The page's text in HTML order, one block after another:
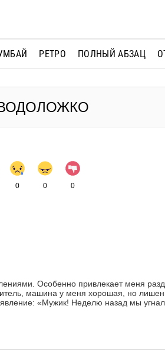
РЕТРО ПОЛНЫЙ АБЗАЦ
ВОДОЛОЖКО
0 0 0
Особенно привлекает меня
машина у меня хорошая, но
«Мужик! Неделю назад мы